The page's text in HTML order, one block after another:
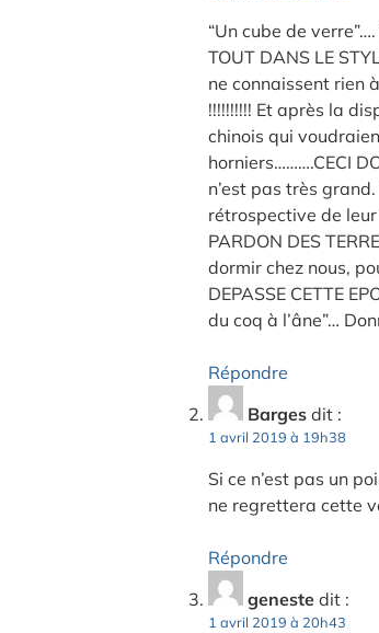
“Un cube de
TOUT DANS LE
ne connaissent rien
!!!!!!!!!! Et après la
chinois qui
horniers……….CECI
n’est pas très
rétrospective de
PARDON DES
dormir chez nous,
DEPASSE CETTE
du coq à l’âne”…
Répondre
Barges dit :
1 avril 2019 à 19h38
Si ce n’est pas un
ne regrettera cette
Répondre
geneste dit :
1 avril 2019 à 20h43